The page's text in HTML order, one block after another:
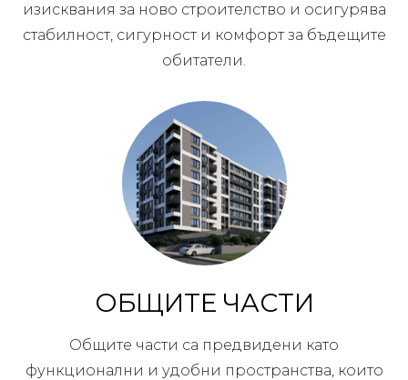
изисквания за ново строителство и осигурява
стабилност, сигурност и комфорт за бъдещите
обитатели.
ОБЩИТЕ ЧАСТИ
Общите части са предвидени като
функционални и удобни пространства, които